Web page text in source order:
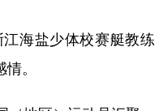
海盐少体校赛艇教练
。